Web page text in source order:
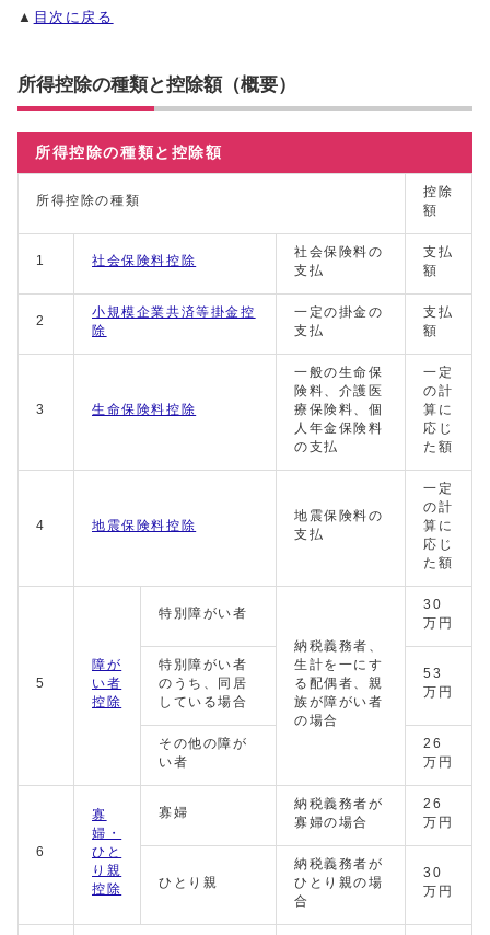
▲ 目次に戻る
所得控除の種類と控除額（概要）
所得控除の種類と控除額
所得控除の種類
控除
額
1 社会保険料控除
社会保険料の
支払
支払
額
2
小規模企業共済等掛金控
除
一定の掛金の
支払
支払
額
3 生命保険料控除
一般の生命保
険料、介護医
療保険料、個
人年金保険料
の支払
一定
の計
算に
応じ
た額
4 地震保険料控除
地震保険料の
支払
一定
の計
算に
応じ
た額
5
障が
い者
控除
特別障がい者
納税義務者、
生計を一にす
る配偶者、親
族が障がい者
の場合
30
万円
特別障がい者
のうち、同居
している場合
53
万円
その他の障が
い者
26
万円
6
寡
婦・
ひと
り親
控除
寡婦
納税義務者が
寡婦の場合
26
万円
ひとり親
納税義務者が
ひとり親の場
合
30
万円